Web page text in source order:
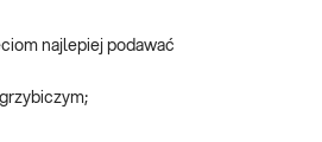
najlepiej podawać